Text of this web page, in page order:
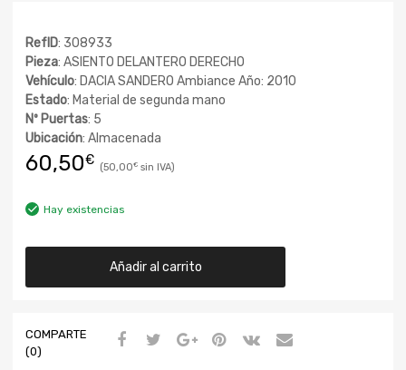
RefID: 308933
Pieza: ASIENTO DELANTERO DERECHO
Vehículo: DACIA SANDERO Ambiance Año: 2010
Estado: Material de segunda mano
Nº Puertas: 5
Ubicación: Almacenada
60,50€ 50,00€
Hay existencias
Añadir al carrito
COMPARTE
(0)